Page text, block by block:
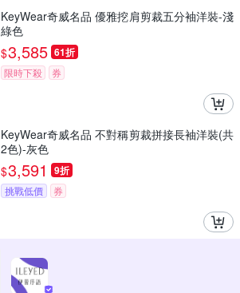
KeyWear奇威名品 優雅挖肩剪裁五分袖洋裝-淺
綠色
$3,585 61折
限時下殺 券
KeyWear奇威名品 不對稱剪裁拼接長袖洋裝(共
2色)-灰色
$3,591 9折
挑戰低價 券